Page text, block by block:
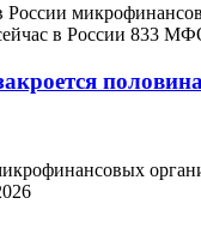
России
в России 833